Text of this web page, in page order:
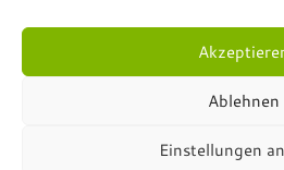
Ablehnen
Einstellungen
Datenschutzerklärung.